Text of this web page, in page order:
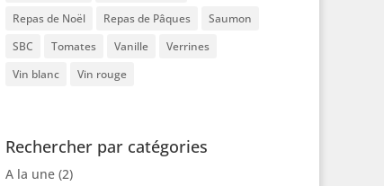
Repas de Noël
Repas de Pâques
Saumon
SBC
Tomates Vanille
Verrines
Vin blanc
Vin rouge
Rechercher par catégories
A la une(2)